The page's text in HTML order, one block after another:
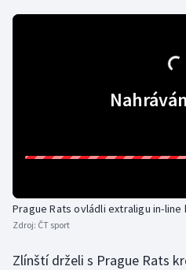
Dostihy
Házená
Prague Rats ovládli extraligu in-line
Zdroj: ČT sport
Zlínští drželi s Prague Rats